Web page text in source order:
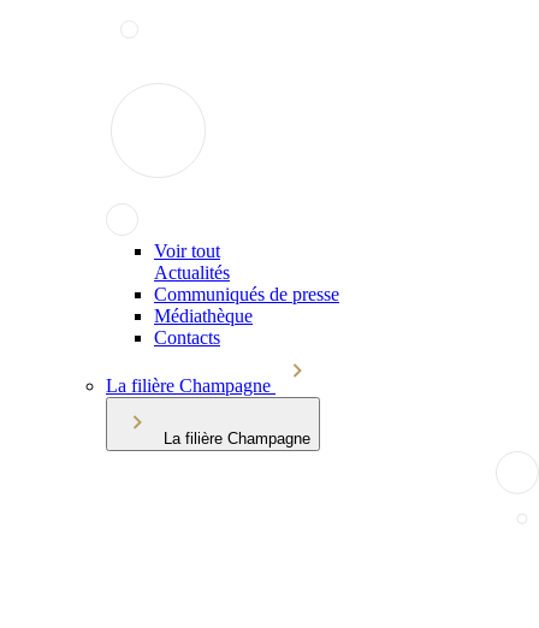
Voir tout
Actualités
Communiqués de presse
Médiathèque
Contacts
La filière Champagne
La filière Champagne